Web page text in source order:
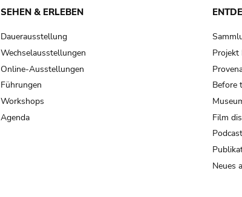
SEHEN & ERLEBEN
Dauerausstellung
Wechselausstellungen
Online-Ausstellungen
Führungen
Workshops
Agenda
Projekt
Before
Film
Neues